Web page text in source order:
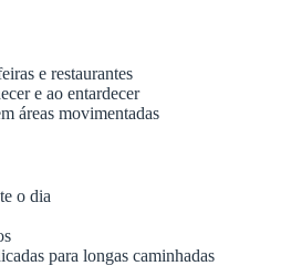
e restaurantes
e ao entardecer
áreas movimentadas
o dia
para longas caminhadas